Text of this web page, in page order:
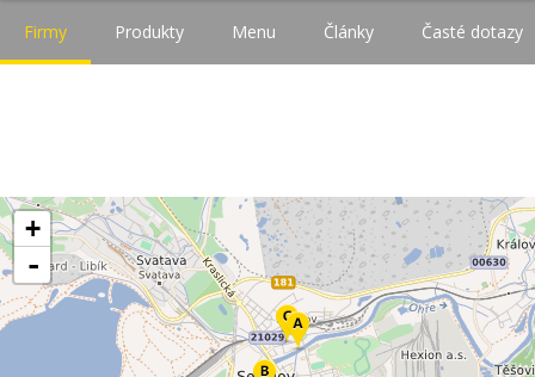
Firmy Produkty Menu Články Časté dotazy
+
-